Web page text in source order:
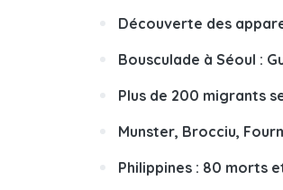
Découverte des
Bousculade à Séoul :
Plus de 200 migrants
Munster, Brocciu,
Philippines : 80 morts